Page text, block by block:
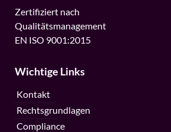
Zertifiziert nach
Qualitätsmanagement
EN ISO 9001:2015
Wichtige Links
Kontakt
Rechtsgrundlagen
Compliance